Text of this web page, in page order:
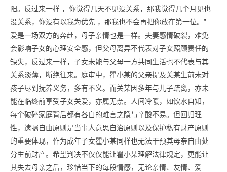
阳。反过来一样 ，你觉得几天不见没关系，那我觉得几个月见也
没关系，你没有以我为优先 ，那我也不会再把你放在第一位。”
爱是一场双方的奔赴，母子亲情也是一样。夫妻感情破裂，难免
会影响子女的心理安全感，但父母离异不代表对子女照顾责任的
缺失，反过来一样，子女未能与父母一方共同生活也不代表与其
关系淡薄，断绝往来。庭审中，瞿小某的父亲提及关某生前未对
孩子尽到抚养义务，多有不义。而关某因多年与儿子疏离，亦未
能在临终前享受子女关爱，亦属无奈。人间冷暖，如饮水自知，
每个破碎家庭背后都有各自的难言之隐与辛酸不易。但回归理
性，遗嘱自由原则是当事人意思自治原则以及保护私有财产原则
的重要体现，作为成年子女瞿小某同样也无法干预其母亲自由处
分生前财产。希望判决不仅仅能让瞿小某理解法律规定，更能让
其失去母亲之后，珍惜当下的每段情感，无论亲情、友情、爱